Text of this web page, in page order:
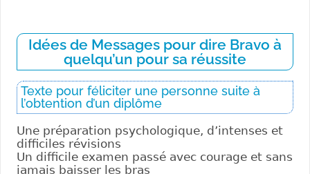
Idées de Messages pour dire Bravo à
quelqu’un pour sa réussite
Texte pour féliciter une personne suite à
l’obtention d’un diplôme
Une préparation psychologique, d’intenses et
difficiles révisions
Un difficile examen passé avec courage et sans
jamais baisser les bras